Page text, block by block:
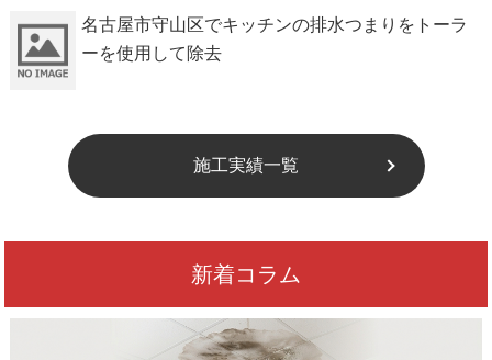
名古屋市守山区でキッチンの排水つまりをトーラ
ーを使用して除去
施工実績一覧
新着コラム